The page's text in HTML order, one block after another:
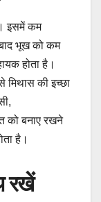
इसमें कम
भूख को कम
होता है।
मिथास की इच्छा
को बनाए रखने
है।
रखें